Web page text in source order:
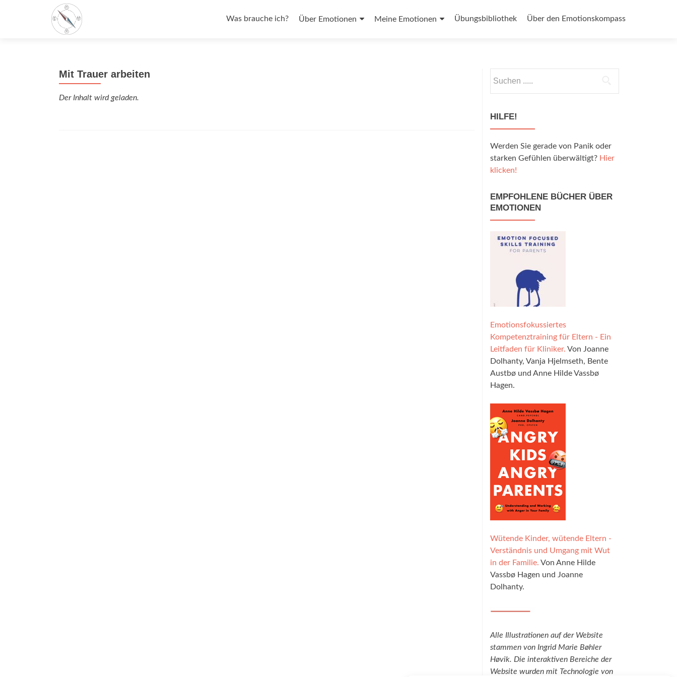
Inhalt
Was brauche ich? Über Emotionen Meine Emotionen Übungsbibliothek Über den Emotionskompass
Mit Trauer arbeiten
Der Inhalt wird geladen.
nach:
HILFE!
Werden Sie gerade von Panik oder
starken Gefühlen überwältigt? Hier
klicken!
EMPFOHLENE BÜCHER ÜBER
EMOTIONEN
Emotionsfokussiertes
Kompetenztraining für Eltern - Ein
Leitfaden für Kliniker. Von Joanne
Dolhanty, Vanja Hjelmseth, Bente
Austbø und Anne Hilde Vassbø
Hagen.
Wütende Kinder, wütende Eltern -
Verständnis und Umgang mit Wut
in der Familie. Von Anne Hilde
Vassbø Hagen und Joanne
Dolhanty.
Alle Illustrationen auf der Website
stammen von Ingrid Marie Bøhler
Høvik. Die interaktiven Bereiche der
Website wurden mit Technologie von